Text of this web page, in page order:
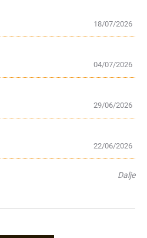
18/07/2026
04/07/2026
29/06/2026
22/06/2026
Dalje